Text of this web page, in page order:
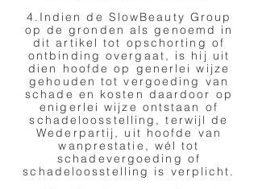
4.Indien de SlowBeauty Group
op de gronden als genoemd in
dit artikel tot opschorting of
ontbinding overgaat, is hij uit
dien hoofde op generlei wijze
gehouden tot vergoeding van
schade en kosten daardoor op
enigerlei wijze ontstaan of
schadeloosstelling, terwijl de
Wederpartij, uit hoofde van
wanprestatie, wél tot
schadevergoeding of
schadeloosstelling is verplicht.